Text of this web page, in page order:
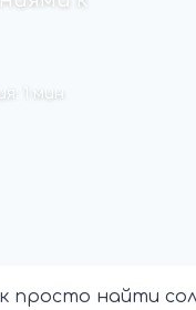
1 мин
просто найти